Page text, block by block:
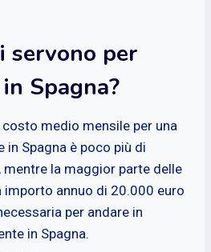
servono per
Spagna?
medio mensile per una
Spagna è poco più di
la maggior parte delle
annuo di 20.000 euro
per andare in
in Spagna.